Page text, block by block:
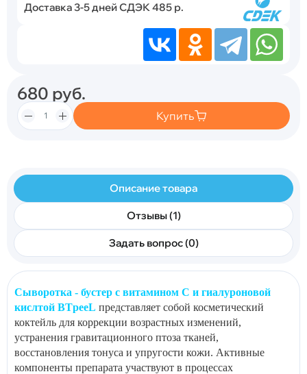
Доставка 3-5 дней СДЭК 485 р.
680 руб.
Купить
Описание товара
Отзывы (1)
Задать вопрос (0)
Сыворотка - бустер с витамином С и гиалуроновой
кислтой BTpeeL представляет собой косметический
коктейль для коррекции возрастных изменений,
устранения гравитационного птоза тканей,
восстановления тонуса и упругости кожи. Активные
компоненты препарата участвуют в процессах